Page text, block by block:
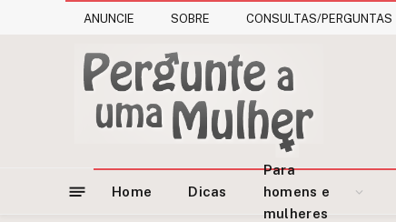
ANUNCIE SOBRE CONSULTAS/PERGUNTAS
Home Dicas
Para
homens e
mulheres